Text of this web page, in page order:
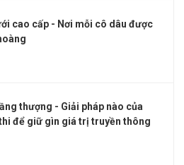
cao cấp - Nơi mỗi cô dâu được
thượng - Giải pháp nào của
để giữ gìn giá trị truyền thông